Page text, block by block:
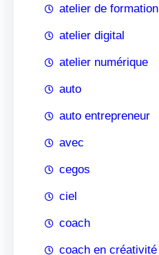
atelier de formation
atelier digital
atelier numérique
auto
auto entrepreneur
avec
cegos
ciel
coach
coach en créativité